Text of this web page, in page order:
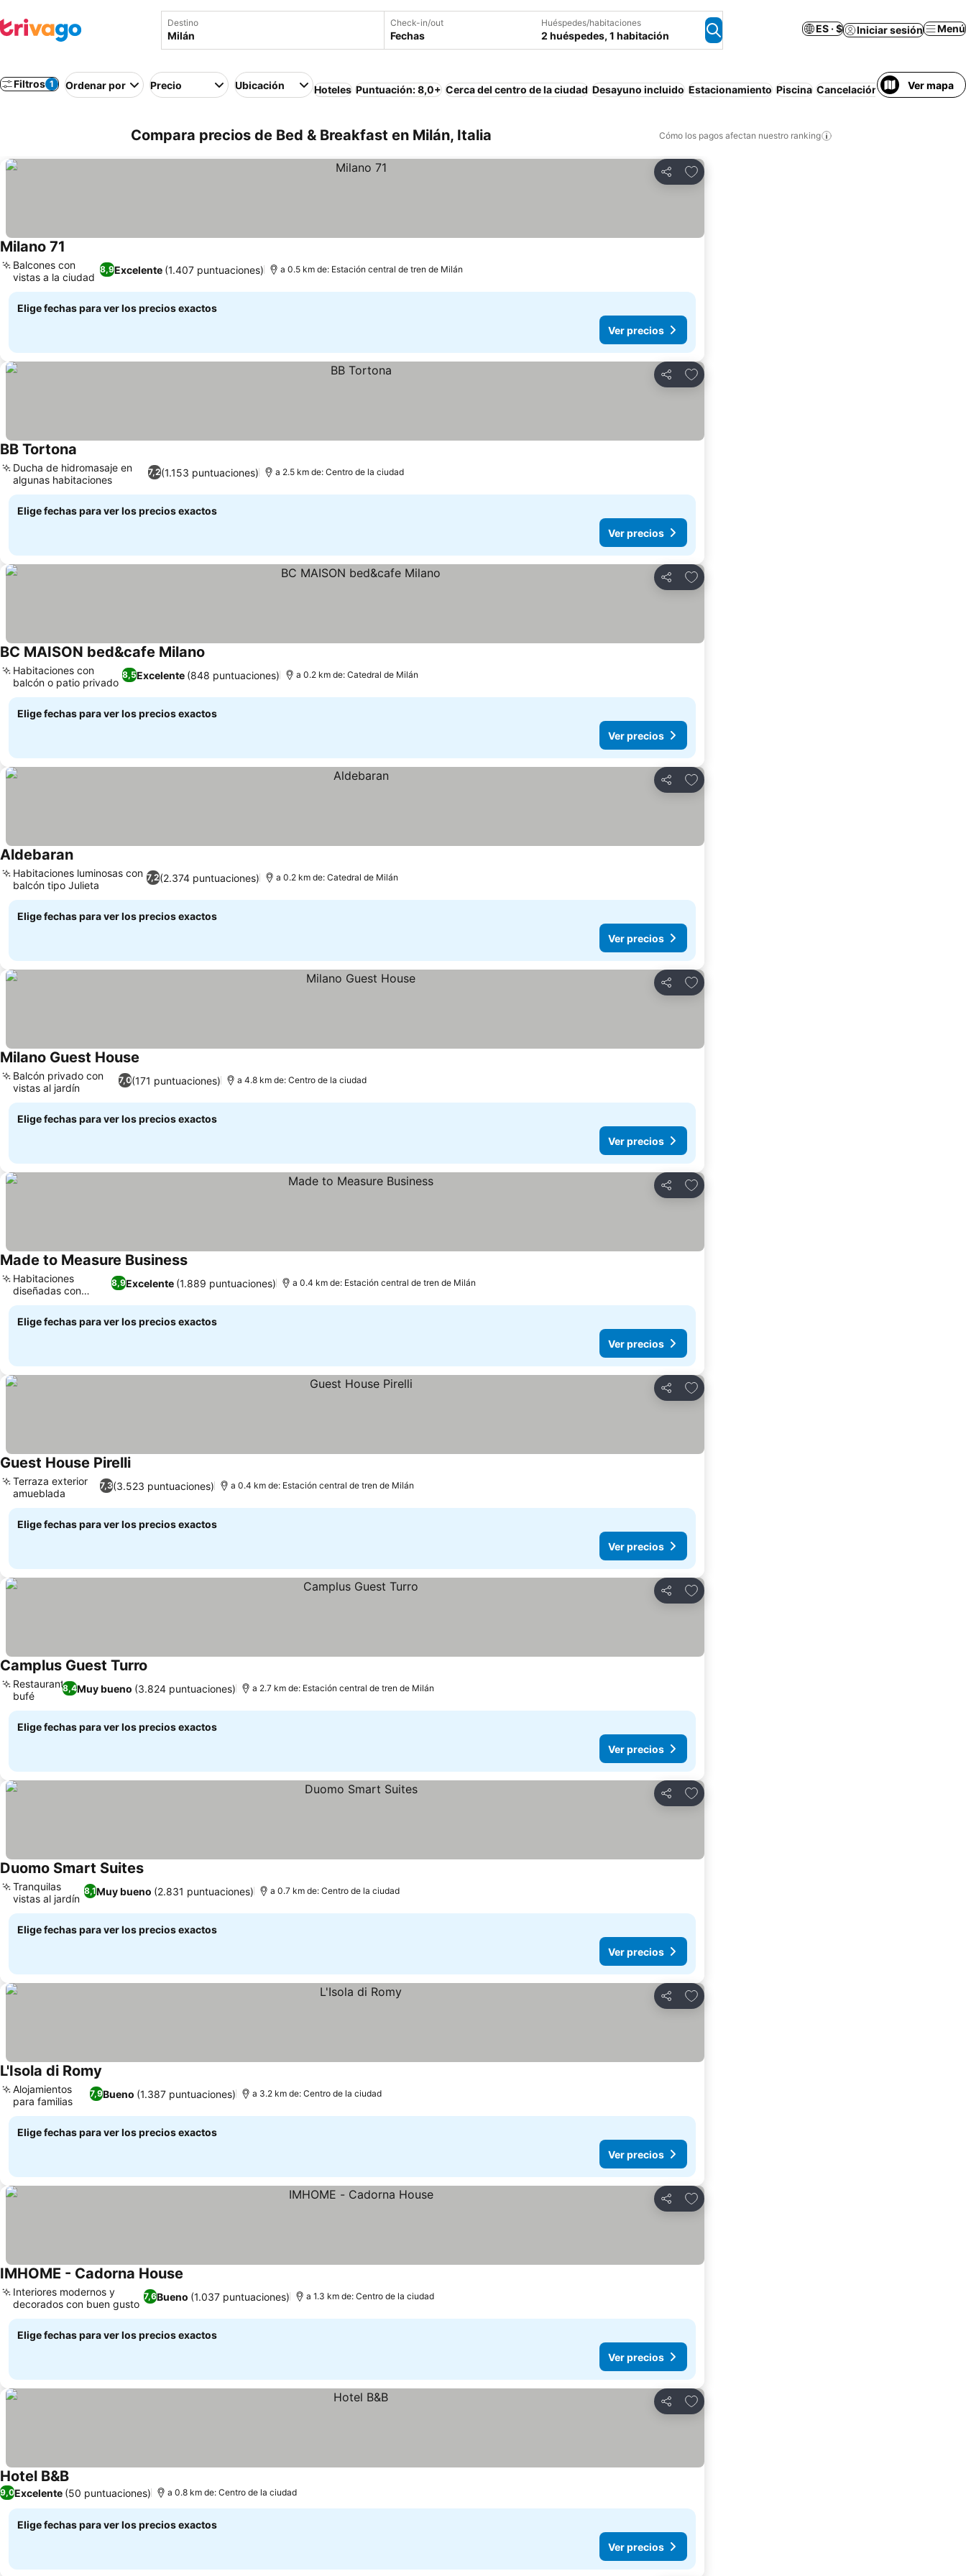
Destino Check-in/out
Fechas
Huéspedes/habitaciones
2 huéspedes, 1 habitación
ES · $ Iniciar sesión Menú
Filtros 1 Ordenar por Precio Ubicación Hoteles Puntuación: 8,0+ Cerca del centro de la ciudad Desayuno incluido Estacionamiento Piscina Cancelación gratuitaVer mapa
Compara precios de Bed & Breakfast en Milán, Italia Cómo los pagos afectan nuestro ranking
Compartir
Agregar a favoritos
Milano 71
8,9Excelente (1.407 puntuaciones)
Balcones con
vistas a la ciudad
a 0.5 km de: Estación central de tren de Milán
Elige fechas para ver los precios exactos
Ver precios
Compartir
Agregar a favoritos
BB Tortona
7,2(1.153 puntuaciones)
Ducha de hidromasaje en
algunas habitaciones
a 2.5 km de: Centro de la ciudad
Elige fechas para ver los precios exactos
Ver precios
Compartir
Agregar a favoritos
BC MAISON bed&cafe Milano
8,5Excelente (848 puntuaciones)
Habitaciones con
balcón o patio privado
a 0.2 km de: Catedral de Milán
Elige fechas para ver los precios exactos
Ver precios
Compartir
Agregar a favoritos
AldebaranVer precios
7,2(2.374 puntuaciones)
Habitaciones luminosas con
balcón tipo Julieta
a 0.2 km de: Catedral de Milán
Elige fechas para ver los precios exactos
Ver precios
Compartir
Agregar a favoritos
Milano Guest House
7,0(171 puntuaciones)
Balcón privado con
vistas al jardín
a 4.8 km de: Centro de la ciudad
Elige fechas para ver los precios exactos
Ver precios
Compartir
Agregar a favoritos
Made to Measure BusinessVer precios
8,9Excelente (1.889 puntuaciones)
Habitaciones
diseñadas con
esmero
a 0.4 km de: Estación central de tren de Milán
Elige fechas para ver los precios exactos
Ver precios
Compartir
Agregar a favoritos
Guest House PirelliVer precios
7,3(3.523 puntuaciones)
Terraza exterior
amueblada
a 0.4 km de: Estación central de tren de Milán
Elige fechas para ver los precios exactos
Ver precios
Compartir
Agregar a favoritos
Camplus Guest Turro
8,4Muy bueno (3.824 puntuaciones)
Restaurante
bufé
a 2.7 km de: Estación central de tren de Milán
Elige fechas para ver los precios exactos
Ver precios
Compartir
Agregar a favoritos
Duomo Smart SuitesVer precios
8,1Muy bueno (2.831 puntuaciones)
Tranquilas
vistas al jardín
a 0.7 km de: Centro de la ciudad
Elige fechas para ver los precios exactos
Ver precios
Compartir
Agregar a favoritos
L'Isola di Romy
7,9Bueno (1.387 puntuaciones)
Alojamientos
para familias
a 3.2 km de: Centro de la ciudad
Elige fechas para ver los precios exactos
Ver precios
Compartir
Agregar a favoritos
IMHOME - Cadorna House
7,6Bueno (1.037 puntuaciones)
Interiores modernos y
decorados con buen gusto
a 1.3 km de: Centro de la ciudad
Elige fechas para ver los precios exactos
Ver precios
Compartir
Agregar a favoritos
Hotel B&BVer precios
9,0Excelente (50 puntuaciones) a 0.8 km de: Centro de la ciudad
Elige fechas para ver los precios exactos
Ver precios